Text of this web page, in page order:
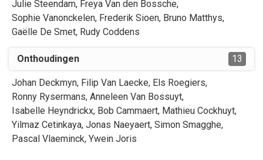
Julie Steendam, Freya Van den Bossche,
Sophie Vanonckelen, Frederik Sioen, Bruno Matthys,
Gaëlle De Smet, Rudy Coddens
Onthoudingen 13
Johan Deckmyn, Filip Van Laecke, Els Roegiers,
Ronny Rysermans, Anneleen Van Bossuyt,
Isabelle Heyndrickx, Bob Cammaert, Mathieu Cockhuyt,
Yilmaz Cetinkaya, Jonas Naeyaert, Simon Smagghe,
Pascal Vlaeminck, Ywein Joris